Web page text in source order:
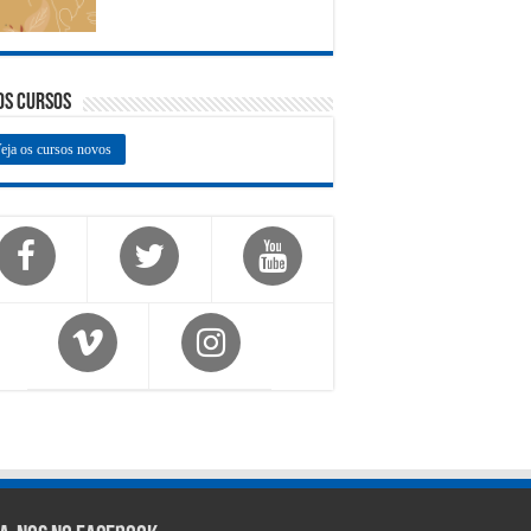
Cursos
os cursos novos